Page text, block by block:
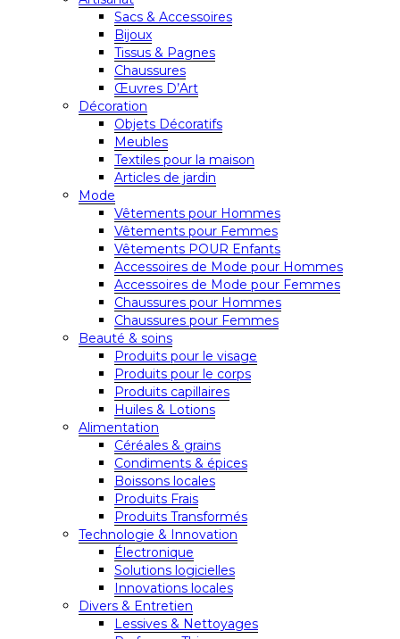
Sacs & Accessoires
Bijoux
Tissus & Pagnes
Chaussures
Œuvres D’Art
Décoration
Objets Décoratifs
Meubles
Textiles pour la maison
Articles de jardin
Mode
Vêtements pour Hommes
Vêtements pour Femmes
Vêtements POUR Enfants
Accessoires de Mode pour Hommes
Accessoires de Mode pour Femmes
Chaussures pour Hommes
Chaussures pour Femmes
Beauté & soins
Produits pour le visage
Produits pour le corps
Produits capillaires
Huiles & Lotions
Alimentation
Céréales & grains
Condiments & épices
Boissons locales
Produits Frais
Produits Transformés
Technologie & Innovation
Électronique
Solutions logicielles
Innovations locales
Divers & Entretien
Lessives & Nettoyages